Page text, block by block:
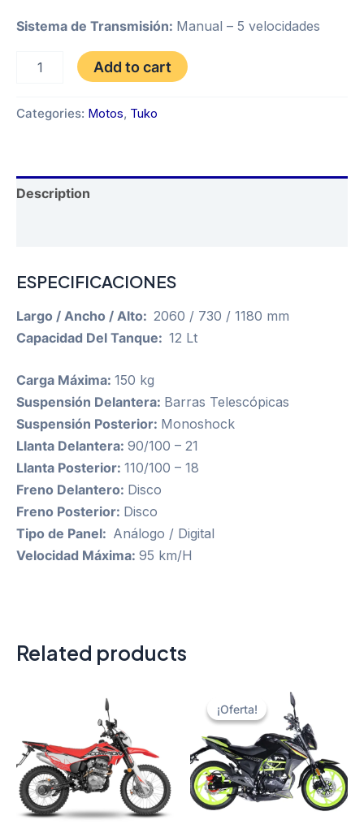
Sistema de Transmisión: Manual – 5 velocidades
AÑO
Add to cart
Categories: Motos, Tuko
Description
ESPECIFICACIONES
Largo / Ancho / Alto: 2060 / 730 / 1180 mm
Capacidad Del Tanque: 12 Lt
Carga Máxima: 150 kg
Suspensión Delantera: Barras Telescópicas
Suspensión Posterior: Monoshock
Llanta Delantera: 90/100 – 21
Llanta Posterior: 110/100 – 18
Freno Delantero: Disco
Freno Posterior: Disco
Tipo de Panel: Análogo / Digital
Velocidad Máxima: 95 km/H
Related products
¡Oferta!
¡Oferta!